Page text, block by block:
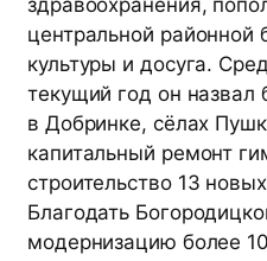
здравоохранения,
центральной
культуры и досуга.
текущий год он назвал
в Добринке, сёлах
капитальный ремонт
строительство 13
Благодать
модернизацию более